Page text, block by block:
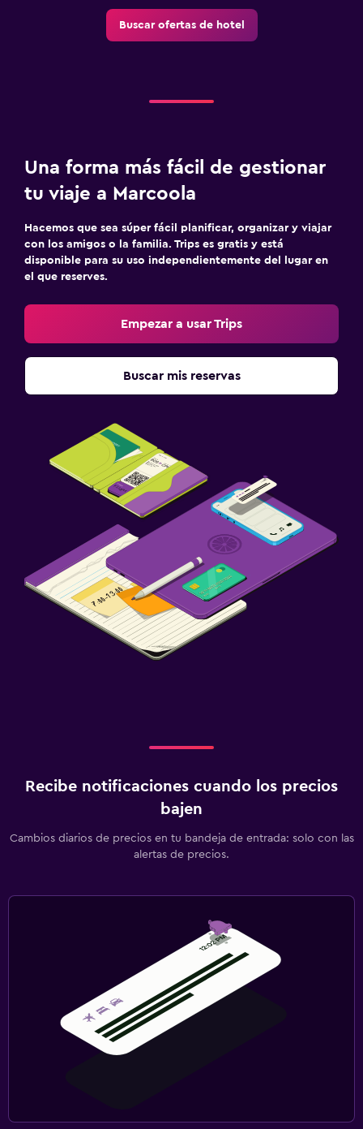
Buscar ofertas de hotel
Una forma más fácil de gestionar
tu viaje a Marcoola
Hacemos que sea súper fácil planificar, organizar y viajar
con los amigos o la familia. Trips es gratis y está
disponible para su uso independientemente del lugar en
el que reserves.
Empezar a usar Trips
Buscar mis reservas
Recibe notificaciones cuando los precios
bajen
Cambios diarios de precios en tu bandeja de entrada: solo con las
alertas de precios.